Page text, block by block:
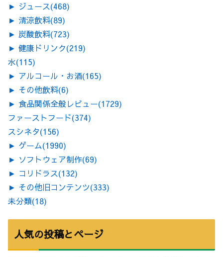
► ジュース(468)
► 清涼飲料(89)
► 炭酸飲料(723)
► 健康ドリンク(219)
水(115)
► アルコール・お酒(165)
► その他飲料(6)
► 食品関係全般レビュー(1729)
ファーストフード(374)
スシネタ(156)
► ゲーム(1990)
► ソフトウェア制作(69)
► コリドラス(132)
► その他旧コンテンツ(333)
未分類(18)
人気の投稿とページ